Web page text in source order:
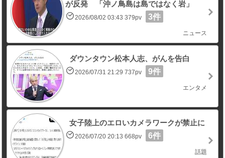
が反発 「沖ノ鳥島は島ではなく岩」
2026/08/02 03:43 379pv 3件
ニュース
ダウンタウン松本人志、がんを告白
2026/07/31 21:29 737pv 9件
エンタメ
女子陸上のエロいカメラワークが禁止に
2026/07/20 20:13 668pv 6件
話題